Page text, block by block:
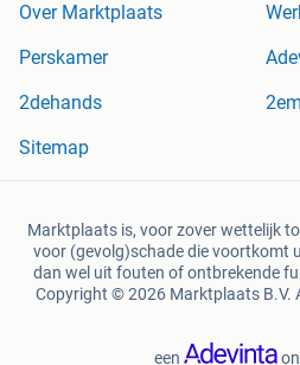
Over Marktplaats
Perskamer
2dehands
Sitemap
Marktplaats is, voor zover wettelijk
voor (gevolg)schade die voortkomt
dan wel uit fouten of ontbrekende
Copyright © 2026 Marktplaats B.V.
een